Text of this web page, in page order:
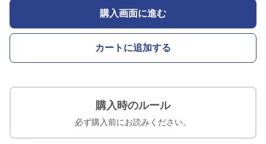
購入画面に進む
カートに追加する
購入時のルール
必ず購入前にお読みください。